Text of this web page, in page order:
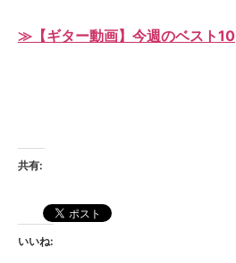
≫【ギター動画】今週のベスト10
共有:
いいね: